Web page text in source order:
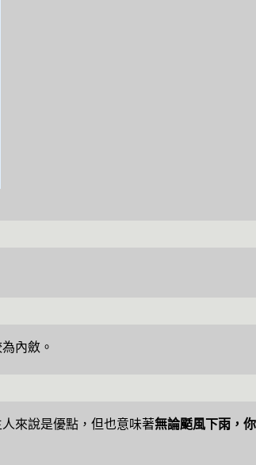
內斂。
來說是優點，但也意味著無論颳風下雨，你